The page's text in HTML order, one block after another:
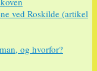
ved Roskilde (artikel
og hvorfor?